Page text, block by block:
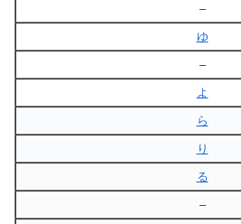
–
ゆ
–
よ
ら
り
る
–